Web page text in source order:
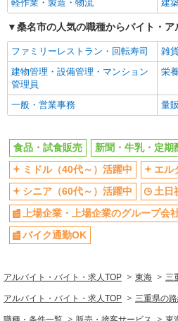
軽作業・製造・物流
建
桑名市の人気の職種からバイト・
ファミリーレストラン・回転寿司
雑
建物管理・設備管理・マンション
管理員
栄
一般・営業事務 量
食品・試食販売 新聞・牛乳・定期
ミドル（40代～）活躍中
エル
シニア（60代～）活躍中
土日
上場企業・上場企業のグループ会
バイク通勤OK
アルバイト・バイト・求人TOP 東海 三
アルバイト・バイト・求人TOP 三重県の